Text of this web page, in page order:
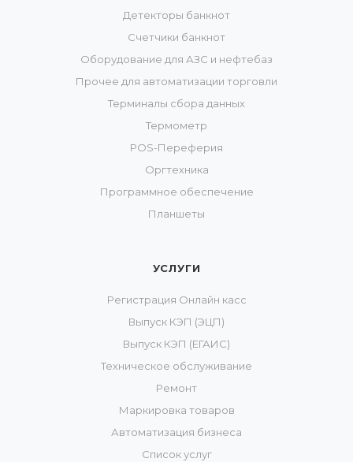
Детекторы банкнот
Счетчики банкнот
Оборудование для АЗС и нефтебаз
Прочее для автоматизации торговли
Терминалы сбора данных
Термометр
POS-Переферия
Оргтехника
Программное обеспечение
Планшеты
УСЛУГИ
Регистрация Онлайн касс
Выпуск КЭП (ЭЦП)
Выпуск КЭП (ЕГАИС)
Техническое обслуживание
Ремонт
Маркировка товаров
Автоматизация бизнеса
Список услуг